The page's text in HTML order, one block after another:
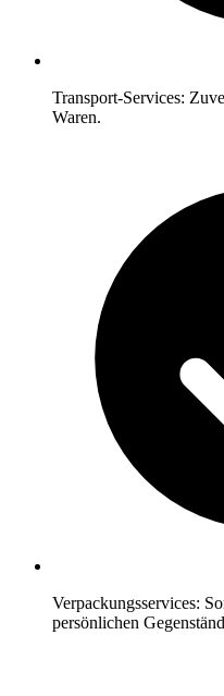
Transport-Services:
Waren.
Verpackungsservices:
persönlichen